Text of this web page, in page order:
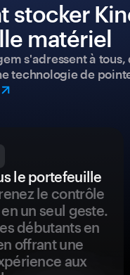
stocker
matériel
s'adressent à
technologie de
le portefeuille
le contrôle
un seul geste.
débutants en
offrant une
aux